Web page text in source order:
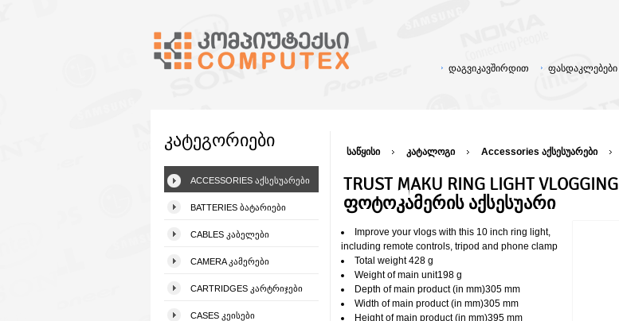
ფასდაკლებები
დაგვიკავშირდით
კატეგორიები
ACCESSORIES ᲐᲥᲡᲔᲡᲣᲐᲠᲔᲑᲘ
BATTERIES ᲑᲐᲢᲐᲠᲘᲔᲑᲘ
CABLES ᲙᲐᲑᲔᲚᲔᲑᲘ
CAMERA ᲙᲐᲛᲔᲠᲔᲑᲘ
CARTRIDGES ᲙᲐᲠᲢᲠᲘᲯᲔᲑᲘ
CASES ᲙᲔᲘᲡᲔᲑᲘ
საწყისი კატალოგი Accessories აქსესუარები
TRUST MAKU RING LIGHT VLOGGING
ფოტოკამერის აქსესუარი
Improve your vlogs with this 10 inch ring light,
including remote controls, tripod and phone clamp
Total weight 428 g
Weight of main unit198 g
Depth of main product (in mm)305 mm
Width of main product (in mm)305 mm
Height of main product (in mm)395 mm